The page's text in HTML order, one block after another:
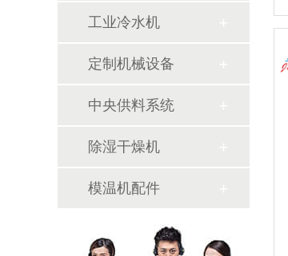
工业冷水机
定制机械设备
中央供料系统
除湿干燥机
模温机配件